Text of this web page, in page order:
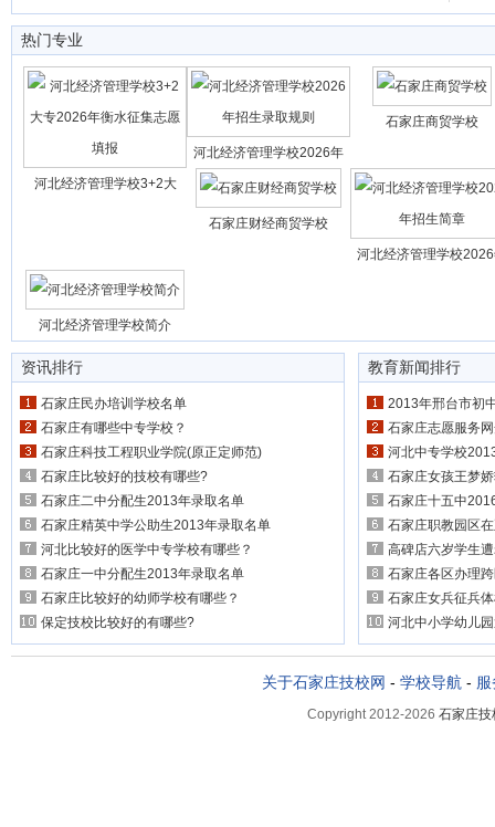
热门专业
河北经济管理学校3+2大
河北经济管理学校2026年
石家庄商贸学校
石家庄财经商贸学校
河北经济管理学校
河北经济管理学校简介
资讯排行
石家庄民办培训学校名单
石家庄有哪些中专学校？
石家庄科技工程职业学院(原正定师范)
石家庄比较好的技校有哪些?
石家庄二中分配生2013年录取名单
石家庄精英中学公助生2013年录取名单
河北比较好的医学中专学校有哪些？
石家庄一中分配生2013年录取名单
石家庄比较好的幼师学校有哪些？
保定技校比较好的有哪些?
教育新闻排行
2013年邢台市初
石家庄志愿服务
河北中专学校
石家庄女孩王梦
石家庄十五中
石家庄职教园区
高碑店六岁学生
石家庄各区办理
石家庄女兵征兵
河北中小学幼儿
关于石家庄技校网 - 学校导航 -
Copyright 2012-2026 石家庄技